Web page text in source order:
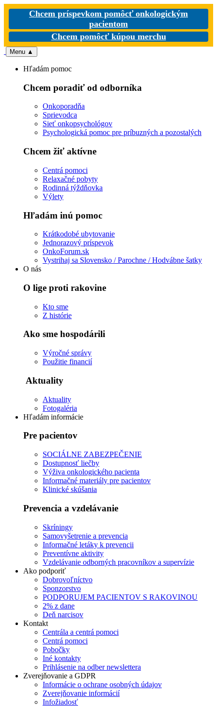
Chcem príspevkom pomôcť onkologickým
pacientom
Chcem pomôcť kúpou merchu
Menu ▲
Hľadám pomoc
Chcem poradiť od odborníka
Onkoporadňa
Sprievodca
Sieť onkopsychológov
Psychologická pomoc pre príbuzných a pozostalých
Chcem žiť aktívne
Centrá pomoci
Relaxačné pobyty
Rodinná týždňovka
Výlety
Hľadám inú pomoc
Krátkodobé ubytovanie
Jednorazový príspevok
OnkoForum.sk
Vystrihaj sa Slovensko / Parochne / Hodvábne šatky
O nás
O lige proti rakovine
Kto sme
Z histórie
Ako sme hospodárili
Výročné správy
Použitie financií
Aktuality
Aktuality
Fotogaléria
Hľadám informácie
Pre pacientov
SOCIÁLNE ZABEZPEČENIE
Dostupnosť liečby
Výživa onkologického pacienta
Informačné materiály pre pacientov
Klinické skúšania
Prevencia a vzdelávanie
Skríningy
Samovyšetrenie a prevencia
Informačné letáky k prevencii
Preventívne aktivity
Vzdelávanie odborných pracovníkov a supervízie
Ako podporiť
Dobrovoľníctvo
Sponzorstvo
PODPORUJEM PACIENTOV S RAKOVINOU
2% z dane
Deň narcisov
Kontakt
Centrála a centrá pomoci
Centrá pomoci
Pobočky
Iné kontakty
Prihlásenie na odber newslettera
Zverejňovanie a GDPR
Informácie o ochrane osobných údajov
Zverejňovanie informácií
Infožiadosť